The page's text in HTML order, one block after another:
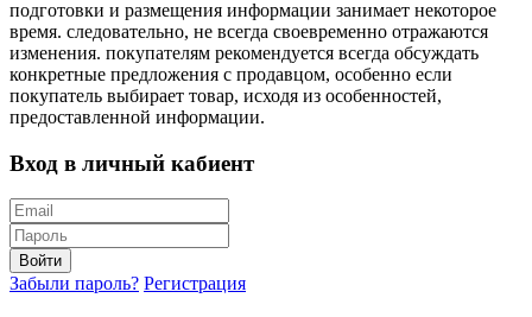
подготовки и размещения информации занимает некоторое
время. следовательно, не всегда своевременно отражаются
изменения. покупателям рекомендуется всегда обсуждать
конкретные предложения с продавцом, особенно если
покупатель выбирает товар, исходя из особенностей,
предоставленной информации.
Вход в личный кабиент
Войти
Забыли пароль? Регистрация